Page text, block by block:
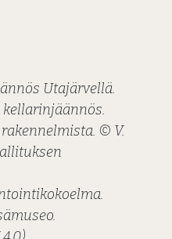
Utajärvellä.
© V.